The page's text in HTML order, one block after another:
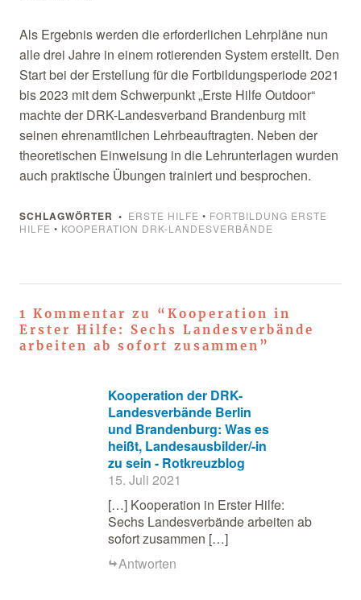
Als Ergebnis werden die erforderlichen Lehrpläne nun
alle drei Jahre in einem rotierenden System erstellt. Den
Start bei der Erstellung für die Fortbildungsperiode 2021
bis 2023 mit dem Schwerpunkt „Erste Hilfe Outdoor“
machte der DRK-Landesverband Brandenburg mit
seinen ehrenamtlichen Lehrbeauftragten. Neben der
theoretischen Einweisung in die Lehrunterlagen wurden
auch praktische Übungen trainiert und besprochen.
SCHLAGWÖRTER ERSTE HILFE • FORTBILDUNG ERSTE
HILFE • KOOPERATION DRK-LANDESVERBÄNDE
1 Kommentar zu “ Kooperation in
Erster Hilfe: Sechs Landesverbände
arbeiten ab sofort zusammen ”
Kooperation der DRK-
Landesverbände Berlin
und Brandenburg: Was es
heißt, Landesausbilder/-in
zu sein - Rotkreuzblog
15. Juli 2021
[…] Kooperation in Erster Hilfe:
Sechs Landesverbände arbeiten ab
sofort zusammen […]
Antworten